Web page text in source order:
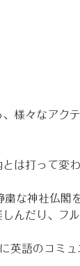
様々なアク
は打って変
な神社仏閣
んだり、フ
英語のコミ